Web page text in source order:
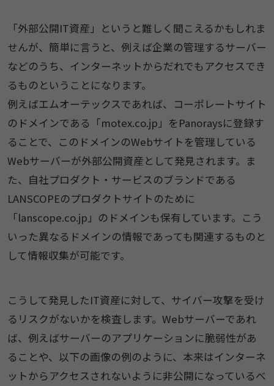
「外部公開IT資産」というと難しく聞こえるかもしれま
せんが、簡単に言うと、例えば企業の管理するサーバー
などのうち、インターネットからだれでもアクセスでき
るものということになります。
例えばエムオーテックスであれば、コーポレートサイト
のドメインである「motex.co.jp」をPanoraysに登録す
ることで、このドメインのWebサイトを管理している
Webサーバーが外部公開資産として発見されます。ま
た、自社プロダクト・サービスのブランドである
LANSCOPEのプロダクトサイトのために
「lanscope.co.jp」のドメインも保有しています。こう
いった異なるドメインの情報であっても関連するものと
して情報収集が可能です。
こうして発見したIT資産に対して、サイバー攻撃を受け
るリスクがないかを検査します。Webサーバーであれ
ば、例えばサーバーのアプリケーションに脆弱性があ
ることや、以下の画像の例のように、本来はインターネ
ットからアクセスされないように非公開になっているべ